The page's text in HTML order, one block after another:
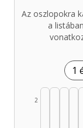
Az oszlopokra
a
1
2